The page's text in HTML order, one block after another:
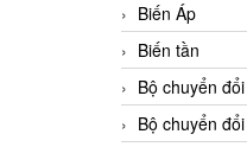
Biến Áp
Biến tần
Bộ chuyển
Bộ chuyển